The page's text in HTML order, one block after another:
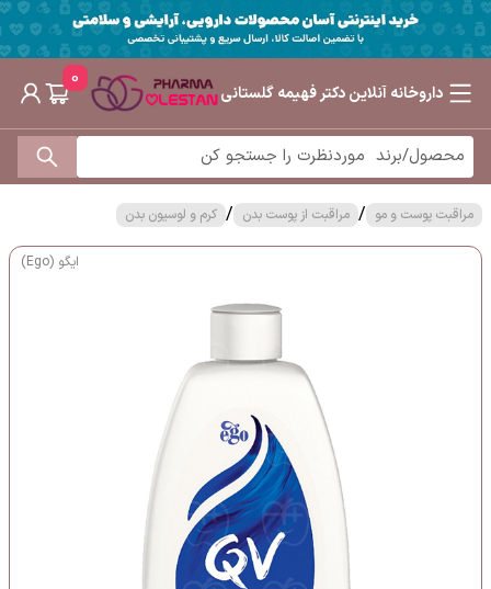
داروخانه آنلاین دکتر فهیمه گلستانی
0
مراقبت پوست و مو / مراقبت از پوست بدن / کرم و لوسیون بدن
ایگو (Ego)